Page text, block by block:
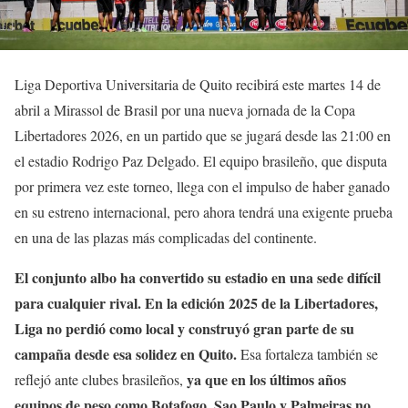
Liga Deportiva Universitaria de Quito recibirá este martes 14 de
abril a Mirassol de Brasil por una nueva jornada de la Copa
Libertadores 2026, en un partido que se jugará desde las 21:00 en
el estadio Rodrigo Paz Delgado. El equipo brasileño, que disputa
por primera vez este torneo, llega con el impulso de haber ganado
en su estreno internacional, pero ahora tendrá una exigente prueba
en una de las plazas más complicadas del continente.
El conjunto albo ha convertido su estadio en una sede difícil
para cualquier rival. En la edición 2025 de la Libertadores,
Liga no perdió como local y construyó gran parte de su
campaña desde esa solidez en Quito.Esa fortaleza también se
reflejó ante clubes brasileños, ya que en los últimos años